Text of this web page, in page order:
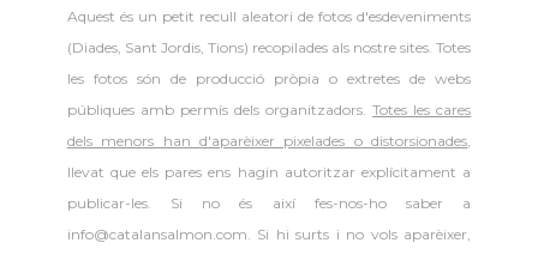
Aquest és un petit recull aleatori defotos d'esdeveniments
(Diades, Sant Jordis, Tions) recopilades als nostre sites. Totes
les fotos són de producció pròpia o extretes de webs
públiques amb permís dels organitzadors.Totes les cares
dels menors han d'aparèixer pixelades o distorsionades,
llevat que els pares ens hagin autoritzar explícitament a
publicar-les. Si no és així fes-nos-ho saber a
info@catalansalmon.com. Si hi surts i no vols aparèixer,